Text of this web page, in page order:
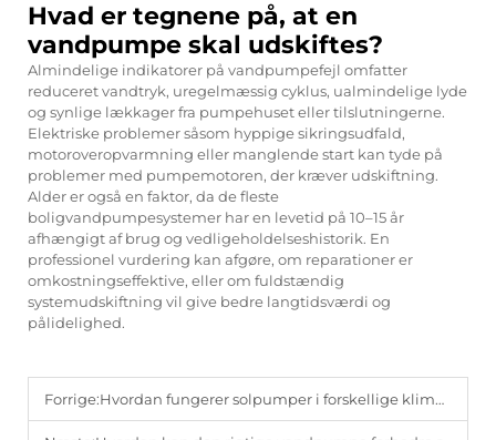
Hvad er tegnene på, at en
vandpumpe skal udskiftes?
Almindelige indikatorer på vandpumpefejl omfatter
reduceret vandtryk, uregelmæssig cyklus, ualmindelige lyde
og synlige lækkager fra pumpehuset eller tilslutningerne.
Elektriske problemer såsom hyppige sikringsudfald,
motoroveropvarmning eller manglende start kan tyde på
problemer med pumpemotoren, der kræver udskiftning.
Alder er også en faktor, da de fleste
boligvandpumpesystemer har en levetid på 10–15 år
afhængigt af brug og vedligeholdelseshistorik. En
professionel vurdering kan afgøre, om reparationer er
omkostningseffektive, eller om fuldstændig
systemudskiftning vil give bedre langtidsværdi og
pålidelighed.
Forrige:Hvordan fungerer solpumper i forskellige klimaforhold?